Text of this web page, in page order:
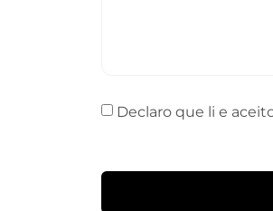
Declaro que li e